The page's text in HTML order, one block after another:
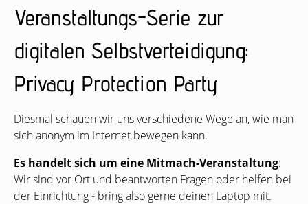
Veranstaltungs-Serie zur
digitalen Selbstverteidigung:
Privacy Protection Party
Diesmal schauen wir uns verschiedene Wege an, wie man
sich anonym im Internet bewegen kann.
Es handelt sich um eine Mitmach-Veranstaltung:
Wir sind vor Ort und beantworten Fragen oder helfen bei
der Einrichtung - bring also gerne deinen Laptop mit.